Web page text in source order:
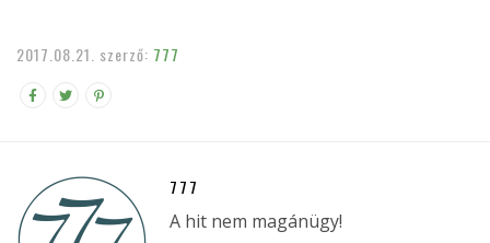
2017.08.21. szerző: 777
777
A hit nem magánügy!